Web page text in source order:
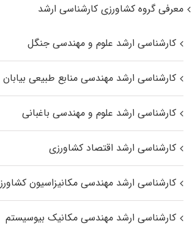
معرفی گروه کشاورزی کارشناسی ارشد
کارشناسی ارشد علوم و مهندسی جنگل
کارشناسی ارشد مهندسی منابع طبیعی بیابان
کارشناسی ارشد علوم و مهندسی باغبانی
کارشناسی ارشد اقتصاد کشاورزی
کارشناسی ارشد مهندسی مکانیزاسیون
کارشناسی ارشد مهندسی مکانیک بیوسیستم